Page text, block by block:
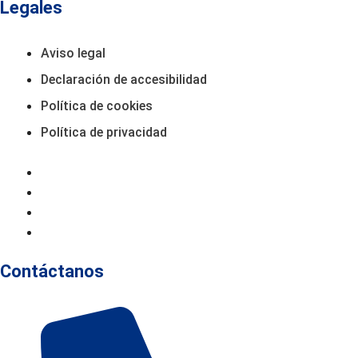
Legales
Aviso legal
Declaración de accesibilidad
Política de cookies
Política de privacidad
Contáctanos